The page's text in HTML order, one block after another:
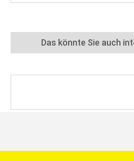
Das könnte Sie auch